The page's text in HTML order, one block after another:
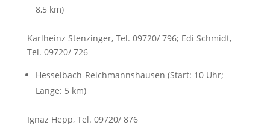
8,5 km)
Karlheinz Stenzinger, Tel. 09720/ 796; Edi Schmidt,
Tel. 09720/ 726
Hesselbach-Reichmannshausen (Start: 10 Uhr;
Länge: 5 km)
Ignaz Hepp, Tel. 09720/ 876